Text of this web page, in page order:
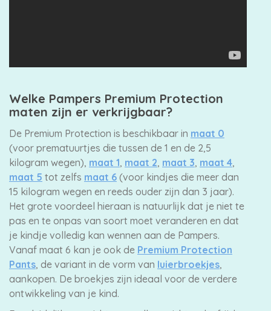
Welke Pampers Premium Protection
maten zijn er verkrijgbaar?
De Premium Protection is beschikbaar in maat 0
(voor prematuurtjes die tussen de 1 en de 2,5
kilogram wegen), maat 1 maat 2 maat 3 maat 4
maat 5 tot zelfs maat 6 (voor kindjes die meer dan
15 kilogram wegen en reeds ouder zijn dan 3 jaar).
Het grote voordeel hieraan is natuurlijk dat je niet te
pas en te onpas van soort moet veranderen en dat
je kindje volledig kan wennen aan de Pampers.
Vanaf maat 6 kan je ook de Premium Protection
Pants , de variant in de vorm van luierbroekjes
aankopen. De broekjes zijn ideaal voor de verdere
ontwikkeling van je kind.